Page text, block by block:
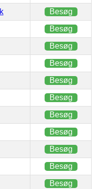
Besøg
Besøg
Besøg
Besøg
Besøg
Besøg
Besøg
Besøg
Besøg
Besøg
Besøg